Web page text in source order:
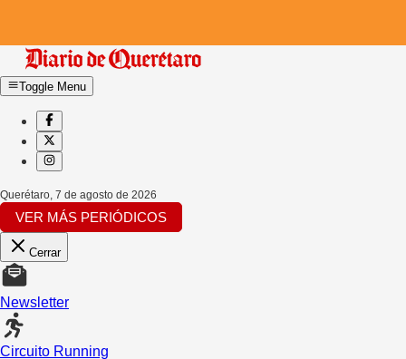
Toggle Menu
Querétaro, 7 de agosto de 2026
VER MÁS PERIÓDICOS
Cerrar
Newsletter
Circuito Running